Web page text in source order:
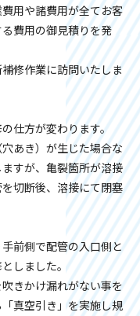
用や諸費用が全てお客
費用の御見積りを発
修作業に訪問いたしま
仕方が変わります。
あき）が生じた場合な
すが、亀裂箇所が溶接
切断後、溶接にて閉塞
前側で配管の入口側と
しました。
きかけ漏れがない事を
真空引き」を実施し規